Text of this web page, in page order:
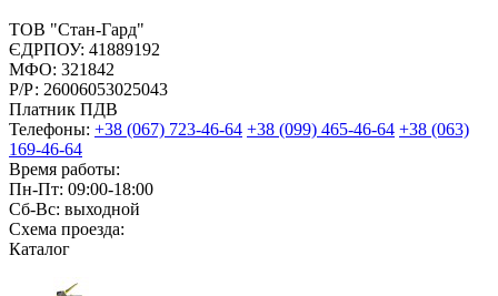
ТОВ "Стан-Гард"
ЄДРПОУ: 41889192
МФО: 321842
Р/Р: 26006053025043
Платник ПДВ
Телефоны: +38 (067) 723-46-64 +38 (099) 465-46-64 +38 (063)
169-46-64
Время работы:
Пн-Пт: 09:00-18:00
Сб-Вс: выходной
Схема проезда:
Каталог